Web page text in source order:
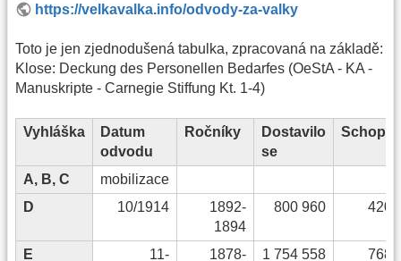
https://velkavalka.info/odvody-za-valky
Toto je jen zjednodušená tabulka, zpracovaná na základě:
Klose: Deckung des Personellen Bedarfes (OeStA - KA -
Manuskripte - Carnegie Stiffung Kt. 1-4)
Vyhláška
Datum
odvodu
Ročníky
Dostavilo
se
A, B, C
mobilizace
D
10/1914
1892-
1894
800 960 420
E 11- 1878- 1 754 558 768